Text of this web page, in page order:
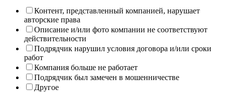
Контент, представленный компанией, нарушает
авторские права
Описание и/или фото компании не соответствуют
действительности
Подрядчик нарушил условия договора и/или сроки
работ
Компания больше не работает
Подрядчик был замечен в мошенничестве
Другое